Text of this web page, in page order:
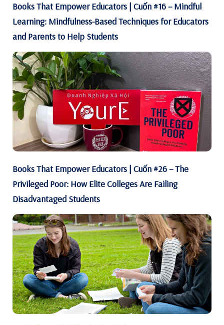
Books That Empower Educators | Cuốn #16 – Mindful
Learning: Mindfulness-Based Techniques for Educators
and Parents to Help Students
Books That Empower Educators | Cuốn #26 – The
Privileged Poor: How Elite Colleges Are Failing
Disadvantaged Students